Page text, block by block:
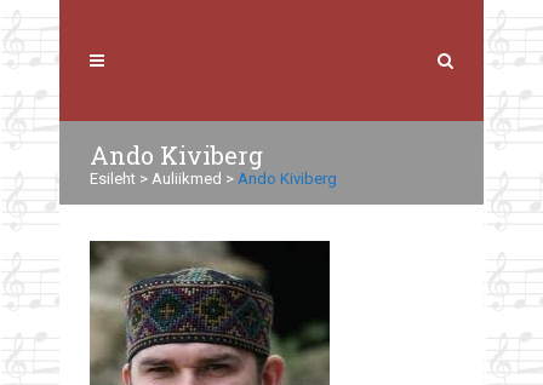
Ando Kiviberg
Esileht > Auliikmed > Ando Kiviberg